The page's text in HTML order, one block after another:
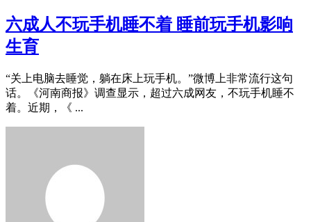
六成人不玩手机睡不着 睡前玩手机影响
生育
“关上电脑去睡觉，躺在床上玩手机。”微博上非常流行这句
话。《河南商报》调查显示，超过六成网友，不玩手机睡不
着。近期，《 ...